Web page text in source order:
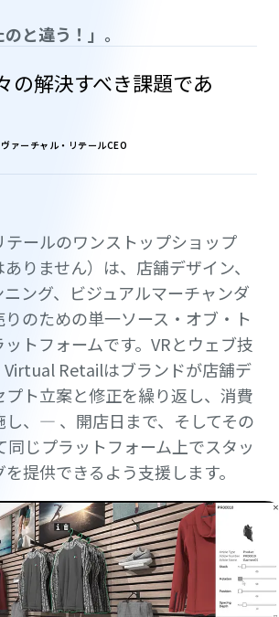
と違う！」。
の解決すべき課題であ
ァーチャル・リテールCEO
テールのワンストップショップ
ありません）は、店舗デザイン、
ニング、ビジュアルマーチャンダ
のための単一ソース・オブ・ト
トフォームです。VRとウェブ技
Virtual Retailはブランドが店舗デ
プト立案と修正を繰り返し、消費
し、— 、開店日まで、そしてその
じプラットフォーム上でスタッ
提供できるよう支援します。